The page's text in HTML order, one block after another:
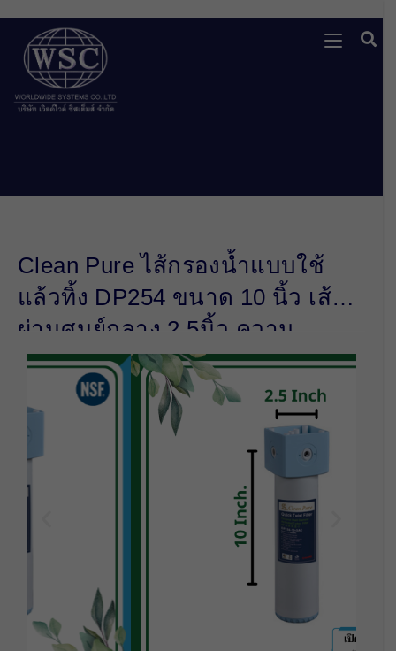
Clean Pure ไส้กรองน้ำแบบใช้
แล้วทิ้ง DP254 ขนาด 10 นิ้ว เส้น
ผ่านศูนย์กลาง 2.5นิ้ว ความ
ละเอียด 5 ไมครอน